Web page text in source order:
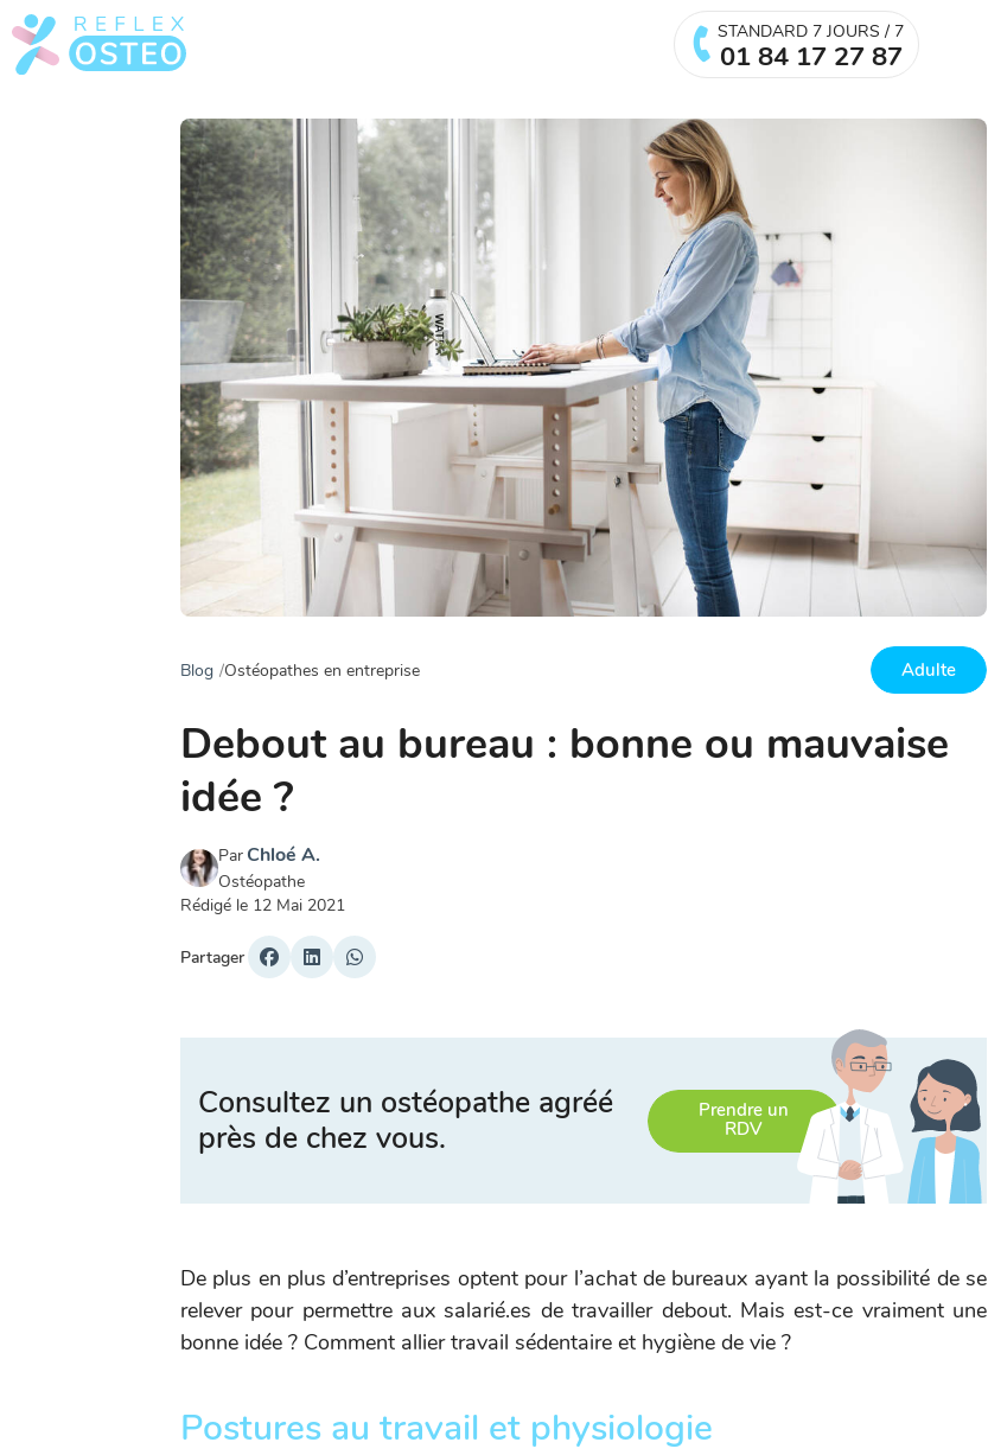
STANDARD 7 JOURS / 7
01 84 17 27 87
Blog Ostéopathes en entreprise Adulte
Debout au bureau : bonne ou mauvaise
idée ?
Par Chloé A.
Ostéopathe
Rédigé le 12 Mai 2021
Partager
Consultez un ostéopathe agréé
près de chez vous.
Prendre un
RDV
De plus en plus d’entreprises optent pour l’achat de bureaux ayant la possibilité de se
relever pour permettre aux salarié.es de travailler debout. Mais est-ce vraiment une
bonne idée ? Comment allier travail sédentaire et hygiène de vie ?
Postures au travail et physiologie